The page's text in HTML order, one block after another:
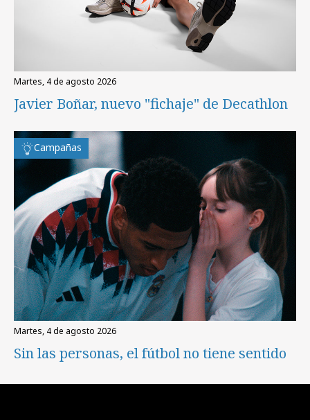
martes, 4 de agosto 2026
Javier Boñar, nuevo "fichaje" de Decathlon
Campañas
martes, 4 de agosto 2026
Sin las personas, el fútbol no tiene sentido